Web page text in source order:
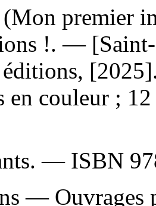
premier
!. — [Saint-
en couleur ;
— ISBN
— Ouvrages